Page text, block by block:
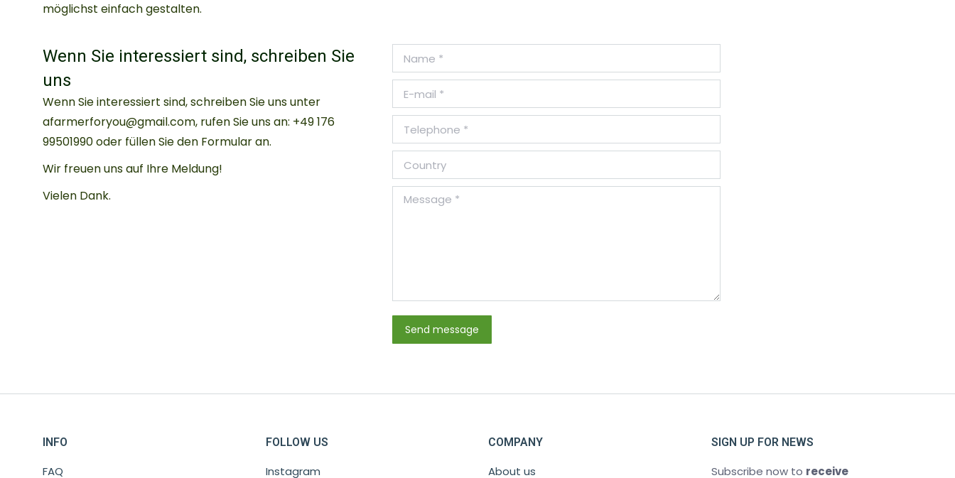
möglichst einfach gestalten.
Wenn Sie interessiert sind, schreiben Sie
uns
Wenn Sie interessiert sind, schreiben Sie uns unter
afarmerforyou@gmail.com, rufen Sie uns an: +49 176
99501990 oder füllen Sie den Formular an.
Wir freuen uns auf Ihre Meldung!
Vielen Dank.
Name *
E-mail *
Telephone *
Country
Message *
Send message
INFO
FAQ
FOLLOW US
Instagram
COMPANY
About us
SIGN UP FOR NEWS
Subscribe now to receive